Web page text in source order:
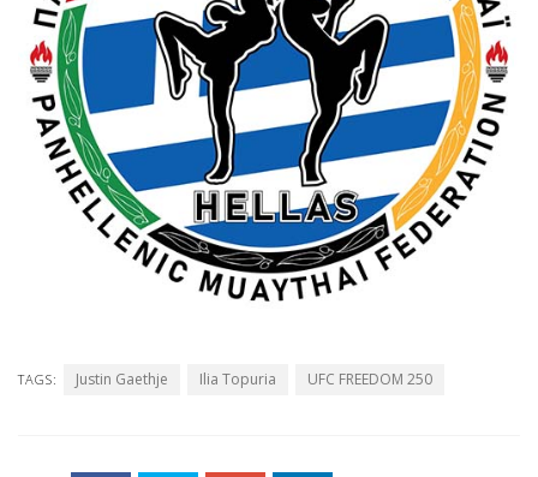
TAGS: Justin Gaethje Ilia Topuria UFC FREEDOM 250